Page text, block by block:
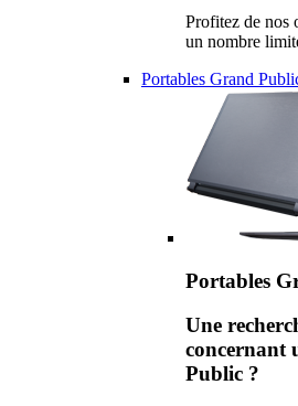
Profitez de nos
un nombre
Portables Grand
Portables
Une
concernant
Public ?